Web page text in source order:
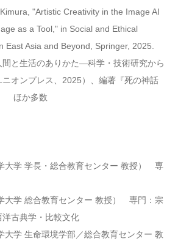
"Artistic Creativity in the Image AI
as a Tool," in Social and Ethical
East Asia and Beyond, Springer, 2025.
と生活のありかた―科学・技術研究から
オンプレス、2025）、編著『死の神話
ほか多数
大学 学長・総合教育センター 教授） 専
大学 総合教育センター 教授） 専門：宗
古典学・比較文化
学 生命環境学部／総合教育センター 教